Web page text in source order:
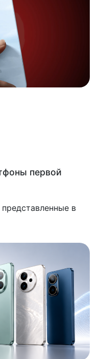
первой
в